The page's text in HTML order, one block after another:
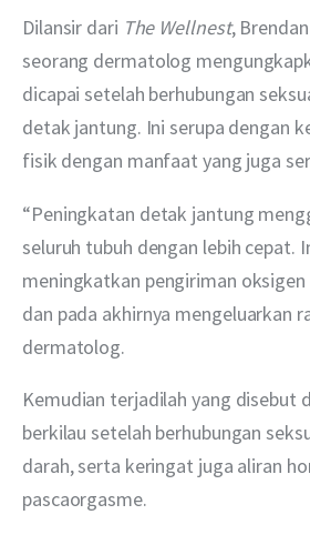
Dilansir dari The Wellnest,
seorang dermatolog
dicapai setelah berhubungan
detak jantung. Ini serupa dengan
fisik dengan manfaat yang juga
“Peningkatan detak jantung
seluruh tubuh dengan lebih cepat.
meningkatkan pengiriman
dan pada akhirnya mengeluarkan
dermatolog.
Kemudian terjadilah yang disebut
berkilau setelah berhubungan
darah, serta keringat juga aliran
pascaorgasme.